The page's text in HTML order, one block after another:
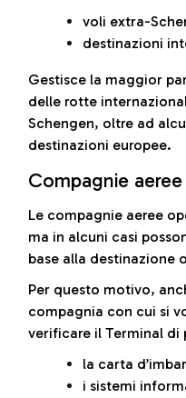
voli extra-
destinazioni
Gestisce la maggior
delle rotte
Schengen, oltre ad
destinazioni europee.
Compagnie
Le compagnie aeree
ma in alcuni casi
base alla destinazione
Per questo motivo,
compagnia con cui si
verificare il Terminal di
la carta
i sistemi